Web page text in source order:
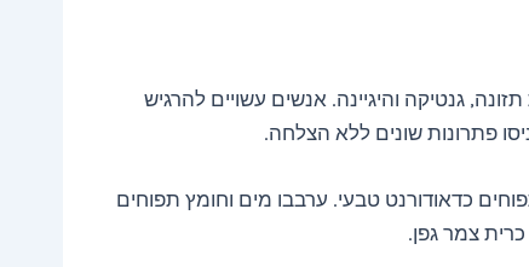
גנטיקה והיגיינה. אנשים עשויים להרגיש
פתרונות שונים ללא הצלחה.
כדאודורנט טבעי. ערבבו מים וחומץ תפוחים
צמר גפן.